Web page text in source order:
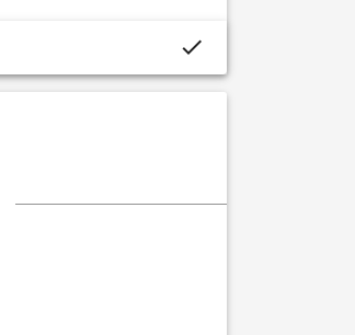
project.budget.fields.is_assigned-alt